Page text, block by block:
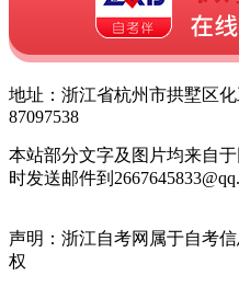
地址：浙江省杭州市拱墅区
87097538
本站部分文字及图片均来自
时发送邮件到
声明：浙江自考网属于自考
权